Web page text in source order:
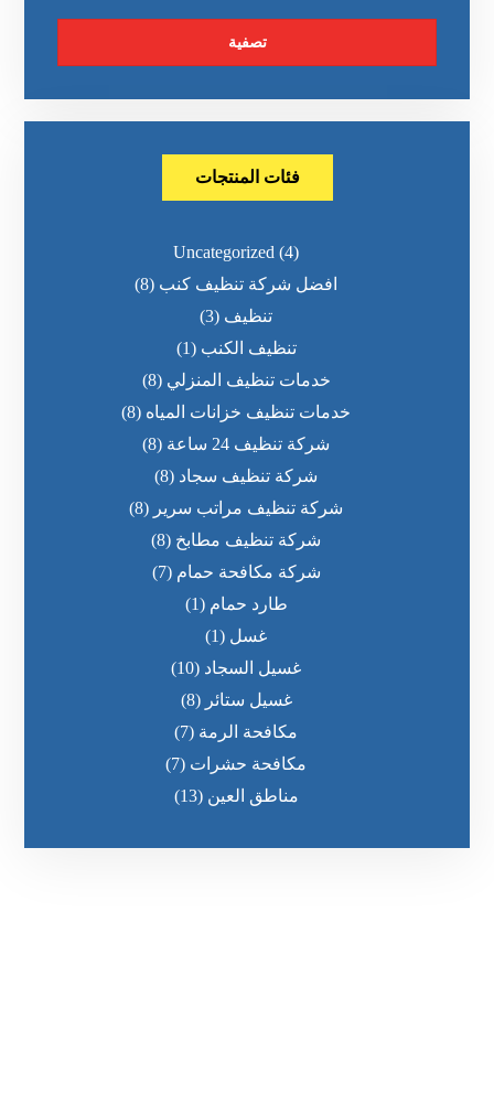
تصفية
فئات المنتجات
Uncategorized (4)
افضل شركة تنظيف كنب (8)
تنظيف (3)
تنظيف الكنب (1)
خدمات تنظيف المنزلي (8)
خدمات تنظيف خزانات المياه (8)
شركة تنظيف 24 ساعة
(8)
شركة تنظيف سجاد (8)
شركة تنظيف مراتب سرير (8)
شركة تنظيف مطابخ (8)
شركة مكافحة حمام (7)
طارد حمام (1)
غسل (1)
غسيل السجاد (10)
غسيل ستائر (8)
مكافحة الرمة (7)
مكافحة حشرات (7)
مناطق العين (13)